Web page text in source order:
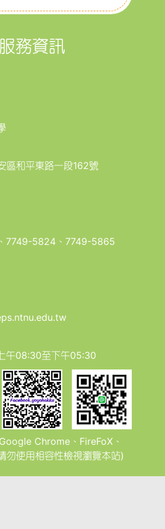
服務資訊
區和平東路一段162號
7749-5824、7749-5865
午08:30至下午05:30
Chrome、FireFoX、
勿使用相容性檢視瀏覽本站)